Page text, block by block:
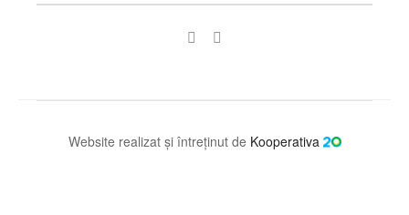
Website realizat și întreținut de Kooperativa